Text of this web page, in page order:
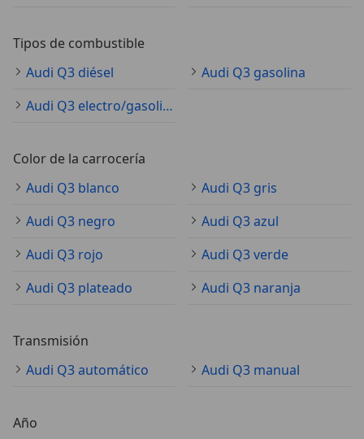
Tipos de combustible
Audi Q3 diésel
Audi Q3 gasolina
Audi Q3 electro/gasolina
Color de la carrocería
Audi Q3 blanco
Audi Q3 gris
Audi Q3 negro
Audi Q3 azul
Audi Q3 rojo
Audi Q3 verde
Audi Q3 plateado
Audi Q3 naranja
Transmisión
Audi Q3 automático
Audi Q3 manual
Año